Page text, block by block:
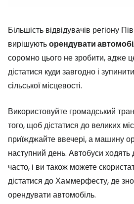
Більшість відвідувачів регіону
вирішуютьорендувати
соромно цього не зробити, адже
дістатися куди завгодно і
сільської місцевості.
Використовуйте громадський
того, щоб дістатися до великих
приїжджайте ввечері, а машину
наступний день. Автобуси ходять
часто, і ви також можете
дістатися до Хаммерфесту, де
орендувати автомобіль.